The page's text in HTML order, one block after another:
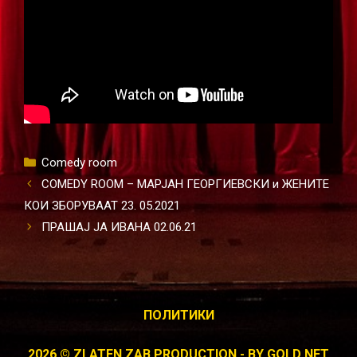
Categories
Comedy room
COMEDY ROOM – МАРЈАН ГЕОРГИЕВСКИ и ЖЕНИТЕ
КОИ ЗБОРУВААТ 23. 05.2021
ПРАШАЈ ЈА ИВАНА 02.06.21
ПОЛИТИКИ